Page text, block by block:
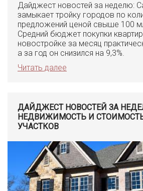
Дайджест новостей за неделю:
замыкает тройку городов по
предложений ценой свыше 100
Средний бюджет покупки
новостройке за месяц
а за год он снизился на 9,3%.
Читать далее
ДАЙДЖЕСТ НОВОСТЕЙ ЗА
НЕДВИЖИМОСТЬ И
УЧАСТКОВ